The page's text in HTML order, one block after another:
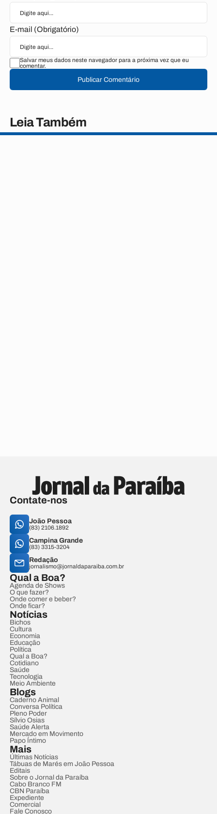
E-mail (Obrigatório)
Salvar meus dados neste navegador para a próxima vez que eu
comentar.
Publicar Comentário
Leia Também
Contate-nos
João Pessoa
(83) 2106.1892
Campina Grande
(83) 3315-3204
Redação
jornalismo@jornaldaparaiba.com.br
Qual a Boa?
Agenda de Shows
O que fazer?
Onde comer e beber?
Onde ficar?
Notícias
Bichos
Cultura
Economia
Educação
Política
Qual a Boa?
Cotidiano
Saúde
Tecnologia
Meio Ambiente
Blogs
Caderno Animal
Conversa Política
Pleno Poder
Sílvio Osias
Saúde Alerta
Mercado em Movimento
Papo Íntimo
Mais
Últimas Notícias
Tábuas de Marés em João Pessoa
Editais
Sobre o Jornal da Paraíba
Cabo Branco FM
CBN Paraíba
Expediente
Comercial
Fale Conosco